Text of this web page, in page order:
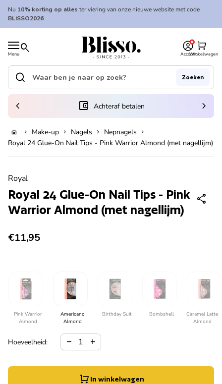
In winkelwagen
Overslaan naar inhoud
Nu 10% korting op alles ter viering van onze nieuwe website met code
BLISSO2026
Menu search
Home
AccountWinkelwagen
shopping_cart
Home
Zoek op"
search Zoeken
(link opent in nieuw tabblad/venster)
account_balance_wallet Achteraf betalen
chevron_left chevron_right
home chevron_right Make-up chevron_right Nagels chevron_right Nepnagels chevron_right
Royal 24 Glue-On Nail Tips - Pink Warrior Almond (met nagellijm)
Royal
Royal 24 Glue-On Nail Tips - Pink
Warrior Almond (met nagellijm)
share
Normale prijs
€11,95
Pink Warrior
Almond
Americano
Almond
Birthday Suit Bombshell
Caramel Latte
Almond
Hoeveelheid:
Hoeveelheid verlagen voor
remove
Verhoog de hoeveelheid voor
add
In winkelwagen